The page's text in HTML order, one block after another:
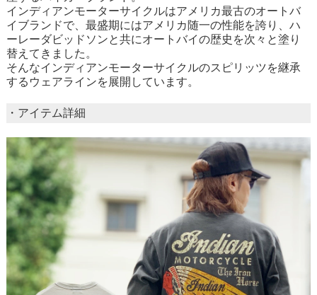
インディアンモーターサイクルはアメリカ最古のオートバ
イブランドで、最盛期にはアメリカ随一の性能を誇り、ハ
ーレーダビッドソンと共にオートバイの歴史を次々と塗り
替えてきました。
そんなインディアンモーターサイクルのスピリッツを継承
するウェアラインを展開しています。
・アイテム詳細